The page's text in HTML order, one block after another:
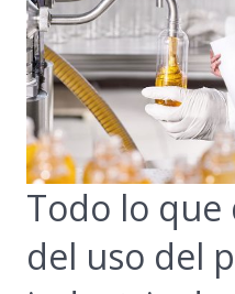
Todo lo que
del uso del